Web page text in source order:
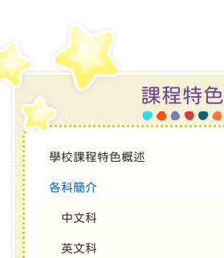
課程特色
學校課程特色概述
各科簡介
中文科
英文科